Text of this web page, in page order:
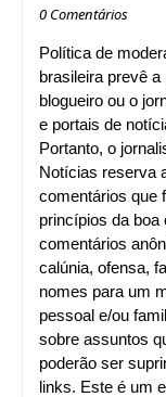
0 Comentários
Política de
brasileira prevê
blogueiro ou o
e portais de
Portanto, o
Notícias reserva
comentários que
princípios da
comentários
calúnia, ofensa,
nomes para um
pessoal e/ou
sobre assuntos
poderão ser
links. Este é um